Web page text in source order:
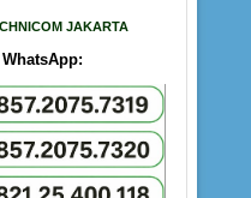
JAKARTA